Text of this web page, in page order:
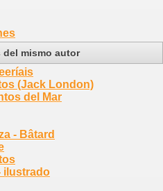
mismo autor
(Jack London)
del Mar
- Bâtard
ilustrado